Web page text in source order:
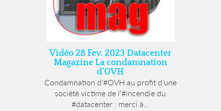
Vidéo 28 Fev. 2023 Datacenter
Magazine La condamnation
d’OVH
Condamnation d’#OVH au profit d’une
société victime de l’#incendie du
#datacenter : merci à...